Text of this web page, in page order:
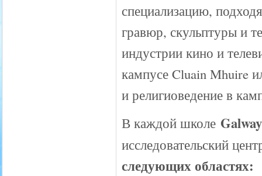
специализацию,
гравюр, скульптуры и
индустрии кино и
кампусе Cluain Mhuire
и религиоведение в
В каждой школе
исследовательский
следующих областях: